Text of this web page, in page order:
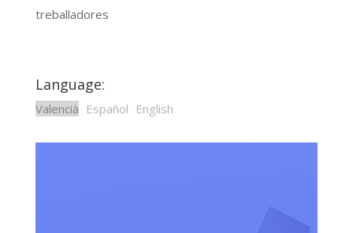
treballadores
Language:
Valencià Español English